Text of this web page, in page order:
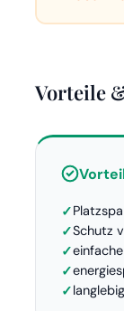
Vorteile
Schutz